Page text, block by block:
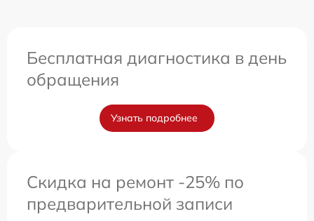
Бесплатная диагностика в день
обращения
Узнать подробнее
Скидка на ремонт -25% по
предварительной записи